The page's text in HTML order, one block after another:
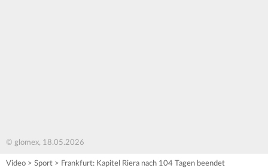
© glomex, 18.05.2026
Video > Sport > Frankfurt: Kapitel Riera nach 104 Tagen beendet